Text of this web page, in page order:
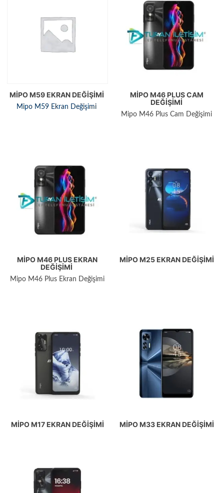
MIPO M59 EKRAN DEĞIŞIMI
Mipo M59 Ekran Değişimi
MIPO M46 PLUS CAM
DEĞIŞIMI
Mipo M46 Plus Cam Değişimi
MIPO M46 PLUS EKRAN
DEĞIŞIMI
Mipo M46 Plus Ekran Değişimi
MIPO M25 EKRAN DEĞIŞIMI
MIPO M17 EKRAN DEĞIŞIMI MIPO M33 EKRAN DEĞIŞIMI